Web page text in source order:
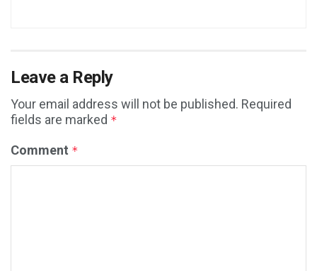
Leave a Reply
Your email address will not be published. Required
fields are marked *
Comment *